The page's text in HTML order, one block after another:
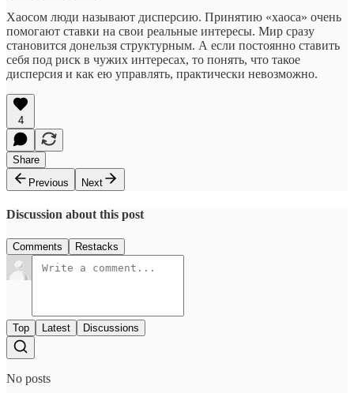
Хаосом люди называют дисперсию. Принятию «хаоса» очень
помогают ставки на свои реальные интересы. Мир сразу
становится донельзя структурным. А если постоянно ставить
себя под риск в чужих интересах, то понять, что такое
дисперсия и как ею управлять, практически невозможно.
4
Share
Previous
Next
Discussion about this post
Comments Restacks
Top Latest Discussions
No posts